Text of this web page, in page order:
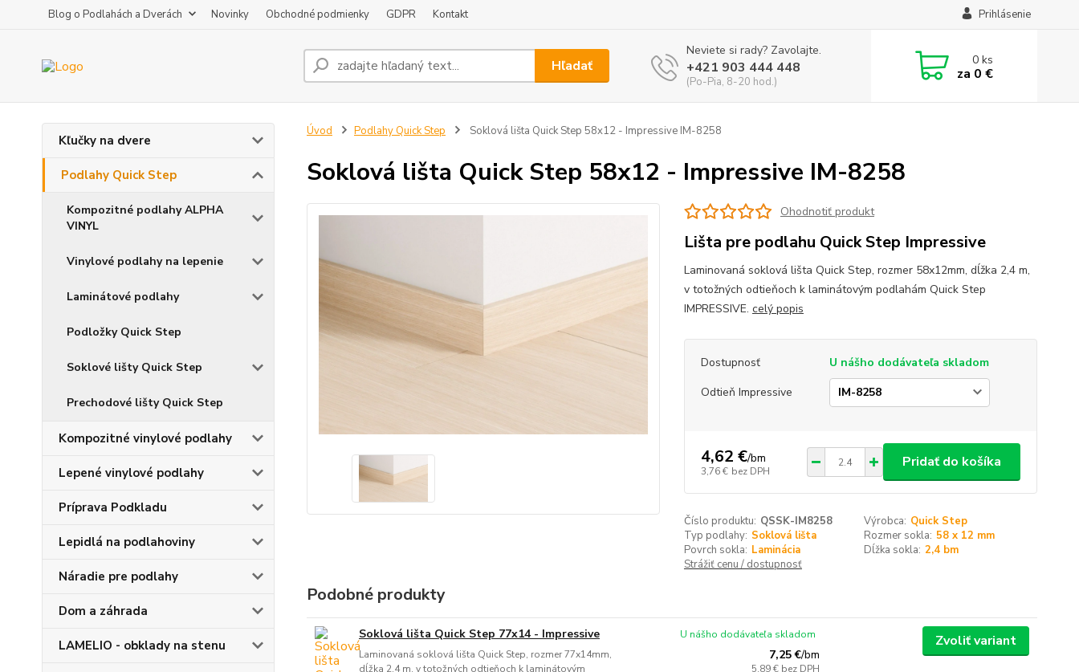
Blog o Podlahách a Dverách Novinky Obchodné podmienky GDPR Kontakt Prihlásenie
Hľadať
Neviete si rady? Zavolajte.
+421 903 444 448
(Po-Pia, 8-20 hod.)
0ks
za 0 €
Kľučky na dvere
Podlahy Quick Step
Kompozitné podlahy ALPHA
VINYL
Vinylové podlahy na lepenie
Laminátové podlahy
Podložky Quick Step
Soklové lišty Quick Step
Prechodové lišty Quick Step
Kompozitné vinylové podlahy
Lepené vinylové podlahy
Príprava Podkladu
Lepidlá na podlahoviny
Náradie pre podlahy
Dom a záhrada
LAMELIO - obklady na stenu
Úvod Podlahy Quick Step Soklová lišta Quick Step 58x12 - Impressive IM-8258
Soklová lišta Quick Step 58x12 - Impressive IM-8258
Ohodnotiť produkt
Lišta pre podlahu Quick Step Impressive
Laminovaná soklová lišta Quick Step, rozmer 58x12mm, dĺžka 2,4 m,
v totožných odtieňoch k laminátovým podlahám Quick Step
IMPRESSIVE. celý popis
Dostupnosť
U nášho dodávateľa skladom
Odtieň Impressive
4,62 €/bm
3,76 € bez DPH
Pridať do košíka
Číslo produktu: QSSK-IM8258 Výrobca: Quick Step
Typ podlahy: Soklová lišta Rozmer sokla: 58 x 12 mm
Povrch sokla: Laminácia Dĺžka sokla: 2,4 bm
Strážiť cenu / dostupnosť
Podobné produkty
Soklová lišta Quick Step 77x14 - Impressive
Laminovaná soklová lišta Quick Step, rozmer 77x14mm,
dĺžka 2,4 m, v totožných odtieňoch k laminátovým
7,25 €/bm
5,89 € bez DPH
U nášho dodávateľa skladom Zvoliť variant